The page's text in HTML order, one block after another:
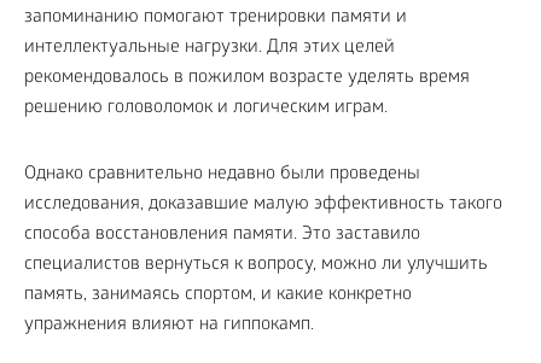
запоминанию помогают тренировки памяти и
интеллектуальные нагрузки. Для этих целей
рекомендовалось в пожилом возрасте уделять время
решению головоломок и логическим играм.
Однако сравнительно недавно были проведены
исследования, доказавшие малую эффективность такого
способа восстановления памяти. Это заставило
специалистов вернуться к вопросу, можно ли улучшить
память, занимаясь спортом, и какие конкретно
упражнения влияют на гиппокамп.